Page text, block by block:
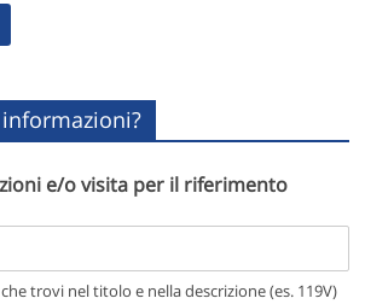
e/o visita per il riferimento
trovi nel titolo e nella descrizione (es. 119V)